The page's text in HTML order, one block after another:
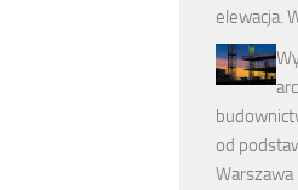
elewacja.
od
Warszawa